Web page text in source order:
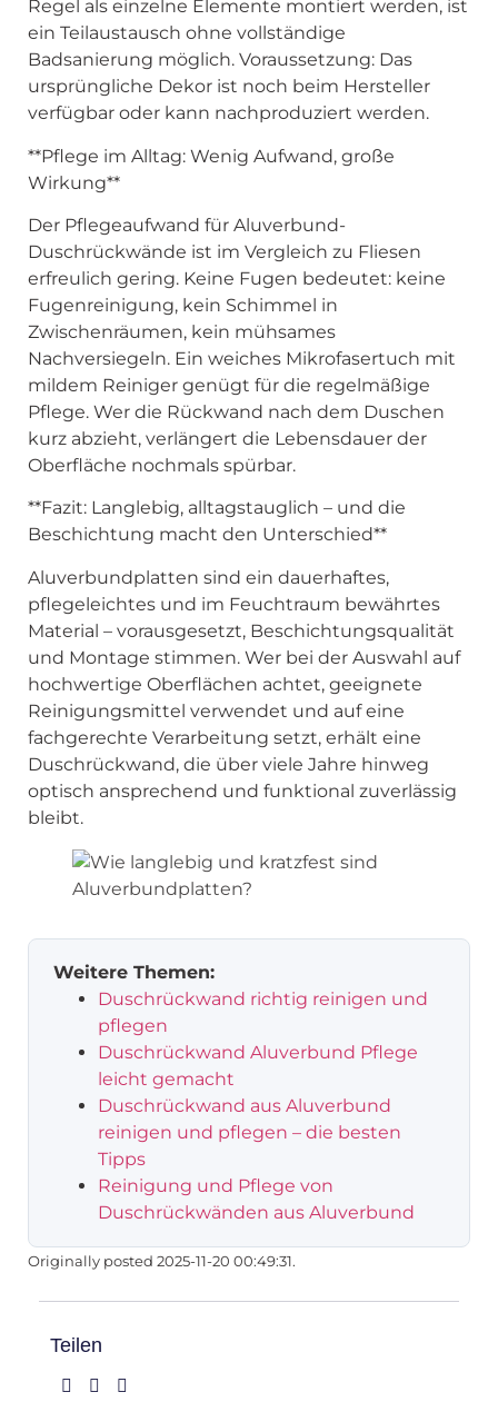
Regel als einzelne Elemente montiert werden, ist
ein Teilaustausch ohne vollständige
Badsanierung möglich. Voraussetzung: Das
ursprüngliche Dekor ist noch beim Hersteller
verfügbar oder kann nachproduziert werden.
**Pflege im Alltag: Wenig Aufwand, große
Wirkung**
Der Pflegeaufwand für Aluverbund-
Duschrückwände ist im Vergleich zu Fliesen
erfreulich gering. Keine Fugen bedeutet: keine
Fugenreinigung, kein Schimmel in
Zwischenräumen, kein mühsames
Nachversiegeln. Ein weiches Mikrofasertuch mit
mildem Reiniger genügt für die regelmäßige
Pflege. Wer die Rückwand nach dem Duschen
kurz abzieht, verlängert die Lebensdauer der
Oberfläche nochmals spürbar.
**Fazit: Langlebig, alltagstauglich – und die
Beschichtung macht den Unterschied**
Aluverbundplatten sind ein dauerhaftes,
pflegeleichtes und im Feuchtraum bewährtes
Material – vorausgesetzt, Beschichtungsqualität
und Montage stimmen. Wer bei der Auswahl auf
hochwertige Oberflächen achtet, geeignete
Reinigungsmittel verwendet und auf eine
fachgerechte Verarbeitung setzt, erhält eine
Duschrückwand, die über viele Jahre hinweg
optisch ansprechend und funktional zuverlässig
bleibt.
Weitere Themen:
Duschrückwand richtig reinigen und
pflegen
Duschrückwand Aluverbund Pflege
leicht gemacht
Duschrückwand aus Aluverbund
reinigen und pflegen – die besten
Tipps
Reinigung und Pflege von
Duschrückwänden aus Aluverbund
Originally posted 2025-11-20 00:49:31.
Teilen